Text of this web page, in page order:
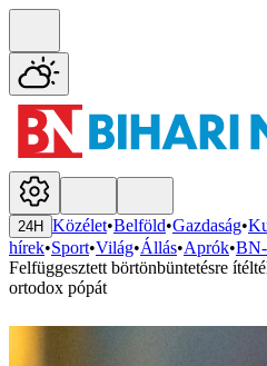
24H Közélet•Belföld•Gazdaság•
hírek•Sport•Világ•Állás•Aprók•
Felfüggesztett börtönbüntetésre
ortodox pópát